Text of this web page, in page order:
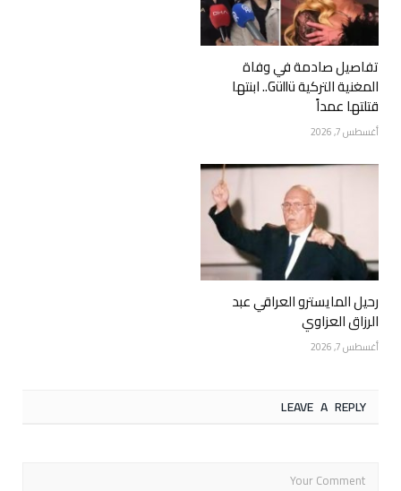
تفاصيل صادمة في وفاة
المغنية التركية Güllü.. ابنتها
قتلتها عمداً
أغسطس 7, 2026
رحيل المايسترو العراقي عبد
الرزاق العزاوي
أغسطس 7, 2026
LEAVE A REPLY